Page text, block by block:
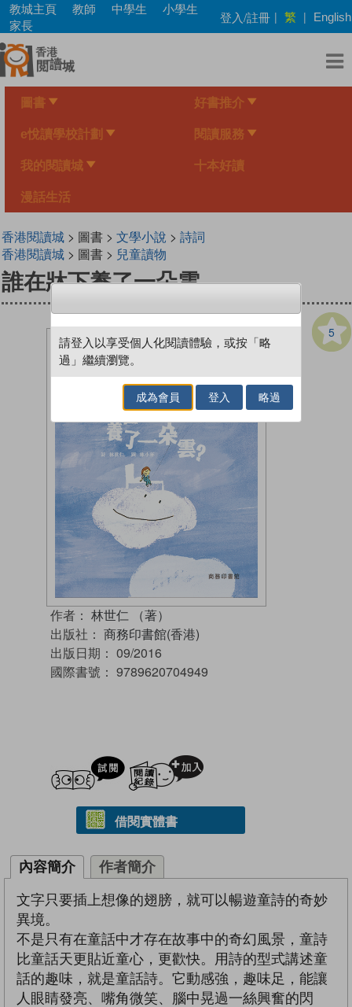
Skip
main
content
教城主頁 教師 中學生
小學生
家長
登入/註冊 | 繁 | English
圖書 好書推介
e悅讀學校計劃 閱讀服務
我的閱讀城 十本好讀
漫話生活
香港閱讀城> 圖書 > 文學小說 > 詩詞
香港閱讀城> 圖書 > 兒童讀物
誰在牀下養了一朵雲
5
作者： 林世仁 （著）
出版社： 商務印書館(香港)
出版日期： 09/2016
國際書號： 9789620704949
試閲
借閱實體書
內容簡介 作者簡介
文字只要插上想像的翅膀，就可以暢遊童詩的奇妙
異境。
不是只有在童話中才存在故事中的奇幻風景，童詩
比童話天更貼近童心，更歡快。用詩的型式講述童
話的趣味，就是童話詩。它動感強，趣味足，能讓
人眼睛發亮、嘴角微笑、腦中晃過一絲興奮的閃
請登入以享受個人化閱讀體驗，或按「略
過」繼續瀏覽。
成為會員 登入 略過